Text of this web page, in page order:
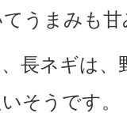
うまみも
は、野菜
そうです。